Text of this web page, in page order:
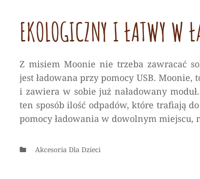
EKOLOGICZNY I ŁATWY W
Z misiem Moonie nie trzeba zawracać
jest ładowana przy pomocy USB.
i zawiera w sobie już naładowany
ten sposób ilość odpadów, które trafiają
pomocy ładowania w dowolnym miejscu,
Categories
Akcesoria Dla Dzieci